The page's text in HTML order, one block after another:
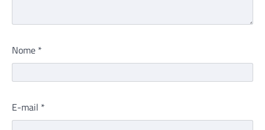
Nome *
E-mail *